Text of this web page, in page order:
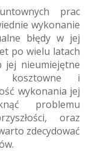
prac
wykonanie
błędy w jej
po wielu latach
jej nieumiejętne
kosztowne i
wykonania jej
problemu
oraz
zdecydować